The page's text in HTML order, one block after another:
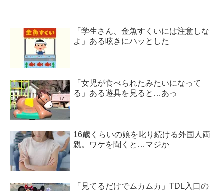
「学生さん、金魚すくいには注意しな
よ」ある呟きにハッとした
「女児が食べられたみたいになって
る」ある遊具を見ると…あっ
16歳くらいの娘を叱り続ける外国人両
親。ワケを聞くと…マジか
「見てるだけでムカムカ」TDL入口の